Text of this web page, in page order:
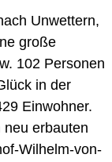
Unwettern,
große
102 Personen
in der
Einwohner.
erbauten
Wilhelm-von-